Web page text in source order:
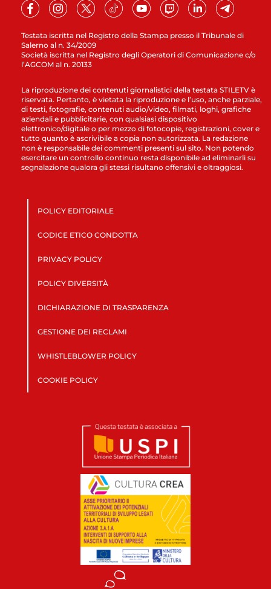
Testata iscritta nel Registro della Stampa presso il Tribunale di
Salerno al n. 34/2009
Società iscritta nel Registro degli Operatori di Comunicazione c/o
l’AGCOM al n. 20133
La riproduzione dei contenuti giornalistici della testata STILETV è
riservata. Pertanto, è vietata la riproduzione e l’uso, anche parziale,
di testi, fotografie, contenuti audio/video, filmati, loghi, grafiche
aziendali e pubblicitarie, con qualsiasi dispositivo
elettronico/digitale o per mezzo di fotocopie, registrazioni, cover e
tutto quanto è ascrivibile a copia non autorizzata. La redazione
non è responsabile dei commenti presenti sul sito. Non potendo
esercitare un controllo continuo resta disponibile ad eliminarli su
segnalazione qualora gli stessi risultano offensivi e oltraggiosi.
POLICY EDITORIALE
CODICE ETICO CONDOTTA
PRIVACY POLICY
POLICY DIVERSITÀ
DICHIARAZIONE DI TRASPARENZA
GESTIONE DEI RECLAMI
WHISTLEBLOWER POLICY
COOKIE POLICY